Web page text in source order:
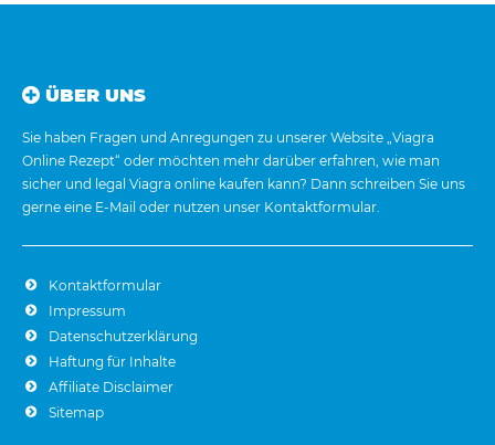
ÜBER UNS
Sie haben Fragen und Anregungen zu unserer Website „Viagra
Online Rezept“ oder möchten mehr darüber erfahren, wie man
sicher und legal Viagra online kaufen kann? Dann schreiben Sie uns
gerne eine E-Mail oder nutzen unser Kontaktformular.
Kontaktformular
Impressum
Datenschutzerklärung
Haftung für Inhalte
Affiliate Disclaimer
Sitemap